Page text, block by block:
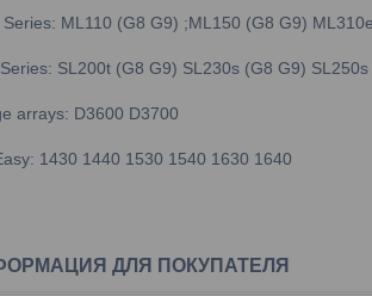
Series: ML110 (G8 G9) ;ML150 (G8 G9)
SL200t (G8 G9) SL230s (G8 G9)
arrays: D3600 D3700
1430 1440 1530 1540 1630 1640
ДЛЯ ПОКУПАТЕЛЯ